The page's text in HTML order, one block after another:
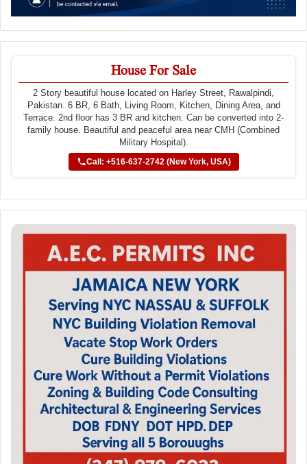
House For Sale
2 Story beautiful house located on Harley Street, Rawalpindi,
Pakistan. 6 BR, 6 Bath, Living Room, Kitchen, Dining Area, and
Terrace. 2nd floor has 3 BR and kitchen. Can be converted into 2-
family house. Beautiful and peaceful area near CMH (Combined
Military Hospital).
Call: +516-637-2742 (New York, USA)